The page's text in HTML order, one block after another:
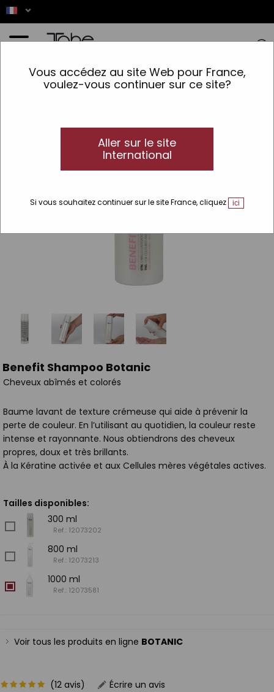
Vous accédez au site Web pour France,
voulez-vous continuer sur ce site?
Aller sur le site
International
Si vous souhaitez continuer sur le site France, cliquez ici
>Cheveux >Type de cheveux > Cheveux Colorés >Benefit Shampoo
Benefit Shampoo Botanic
Cheveux abîmés et colorés
Baume lavant de texture crémeuse qui aide à prévenir la
perte de couleur. En l’utilisant au quotidien, la couleur reste
intense et rayonnante. Nous obtiendrons des cheveux
propres, doux et très brillants.
À la Kératine activée et aux Cellules mères végétales actives.
Tailles disponibles:
300 ml
Ref.: 12073202
800 ml
Ref.: 12073213
1000 ml
Ref.: 12073581
Voir tous les produits en ligne BOTANIC
(12 avis) Écrire un avis